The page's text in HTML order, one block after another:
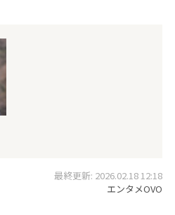
最終更新: 2026.02.18 12:18
エンタメOVO